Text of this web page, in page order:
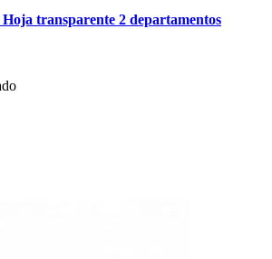
transparente 2 departamentos